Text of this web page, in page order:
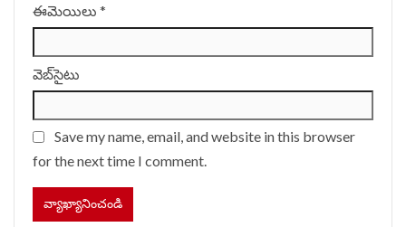
ఈమెయిలు *
వెబ్‌సైటు
Save my name, email, and website in this browser
for the next time I comment.